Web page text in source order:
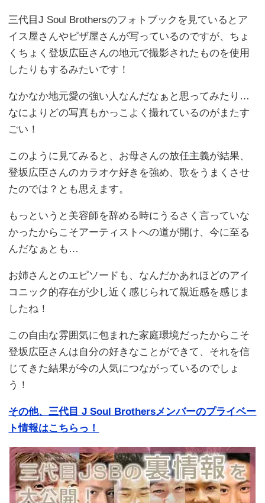
三代目J Soul Brothersのフォトブックを見ているとア
イス屋さんやピザ屋さんが写っているのですが、ちょ
くちょく登坂広臣さんの地元で撮影されたものを使用
したりもするみたいです！
なかなか地元愛の強い人なんだなぁと思ってみたり…
なによりどの写真もかっこよく撮れているのがまたす
ごい！
このように見てみると、お母さんの放任主義が結果、
登坂広臣さんのカラオケ好きを強め、歌をうまくさせ
たのでは？とも思えます。
もっというと美容師を辞める時にうるさく言っていな
かったからこそアーティストへの道が開け、今に至る
んだなぁとも…
お姉さんとのエピソードも、なんだかあれほどのアイ
コニック的存在が少し近く感じられて親近感を感じま
したね！
この自由な雰囲気に包まれた家庭環境だったからこそ
登坂広臣さんは自分の好きなことができて、それを信
じてきた結果が今の人気につながっているのでしょ
う！
その他、三代目 J Soul Brothersメンバーのプライベー
ト情報はこちらっ！